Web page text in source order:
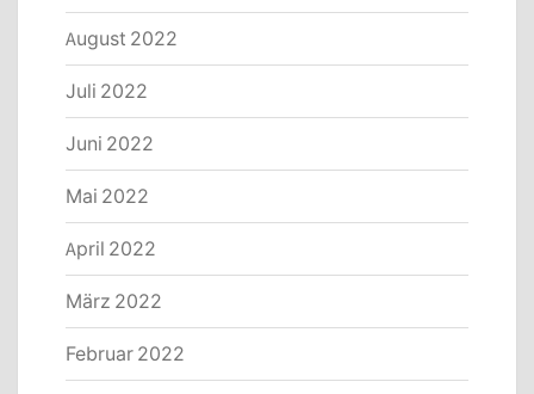
August 2022
Juli 2022
Juni 2022
Mai 2022
April 2022
März 2022
Februar 2022